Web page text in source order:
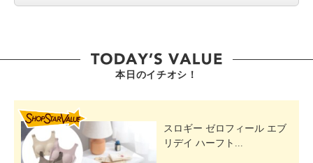
本日のイチオシ！
スロギー ゼロフィール エブ
リデイ ハーフト...